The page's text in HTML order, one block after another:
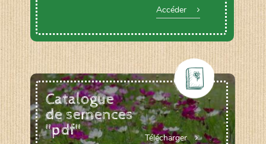
Accéder
Catalogue
de semences
"pdf"
Télécharger